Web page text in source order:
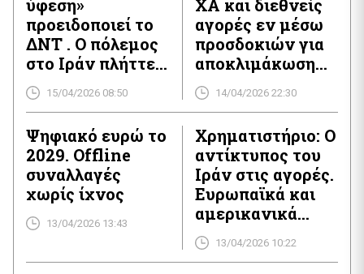
ύφεση»
προειδοποιεί το
ΔΝΤ . Ο πόλεμος
στο Ιράν πλήττει
την παγκόσμια
οικονομία
15/04/2026 08:50
ΧΑ και διεθνείς
αγορές εν μέσω
προσδοκιών για
αποκλιμάκωση
στη Μέση
Ανατολή
14/04/2026 22:30
Ψηφιακό ευρώ το
2029. Offline
συναλλαγές
χωρίς ίχνος
13/04/2026 13:43
Χρηματιστήριο: Ο
αντίκτυπος του
Ιράν στις αγορές.
Ευρωπαϊκά και
αμερικανικά
συμβόλαια στο
«κόκκινο»
13/04/2026 10:22